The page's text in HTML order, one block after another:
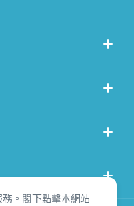
。閣下點擊本網站